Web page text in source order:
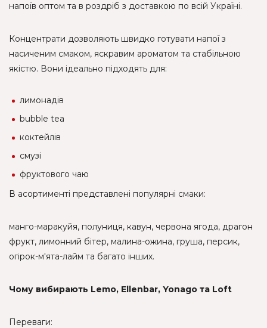
напоїв оптом та в роздріб з доставкою по всій Україні.
Концентрати дозволяють швидко готувати напої з
насиченим смаком, яскравим ароматом та стабільною
якістю. Вони ідеально підходять для:
лимонадів
bubble tea
коктейлів
смузі
фруктового чаю
В асортименті представлені популярні смаки:
манго-маракуйя, полуниця, кавун, червона ягода, драгон
фрукт, лимонний бітер, малина-ожина, груша, персик,
огірок-м'ята-лайм та багато інших.
Чому вибирають Lemo, Ellenbar, Yonago та Loft
Переваги: